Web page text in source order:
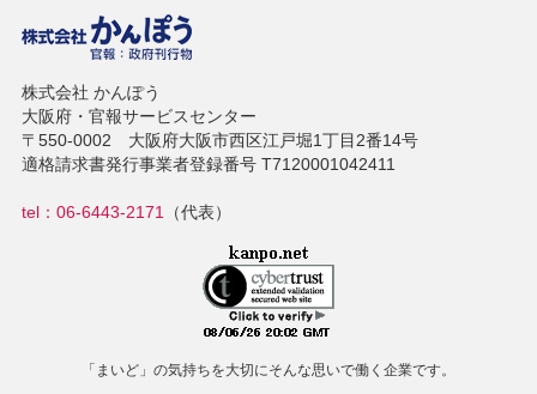
株式会社 かんぽう
大阪府・官報サービスセンター
〒550-0002 大阪府大阪市西区江戸堀1丁目2番14号
適格請求書発行事業者登録番号 T7120001042411
tel：06-6443-2171 （代表）
「まいど」の気持ちを大切にそんな思いで働く企業です。